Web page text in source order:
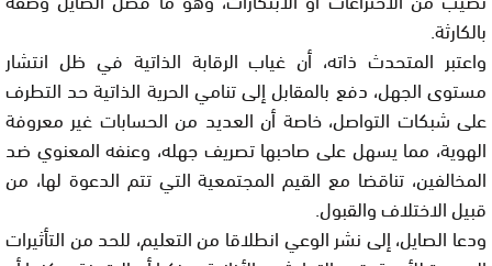
بالكارثة.
واعتبر المتحدث ذاته، أن غياب الرقابة الذاتية في ظل انتشار
مستوى الجهل، دفع بالمقابل إلى تنامي الحرية الذاتية حد التطرف
على شبكات التواصل، خاصة أن العديد من الحسابات غير معروفة
الهوية، مما يسهل على صاحبها تصريف جهله، وعنفه المعنوي ضد
المخالفين، تناقضا مع القيم المجتمعية التي تتم الدعوة لها، من
قبيل الاختلاف والقبول.
ودعا الصايل، إلى نشر الوعي انطلاقا من التعليم، للحد من التأثيرات